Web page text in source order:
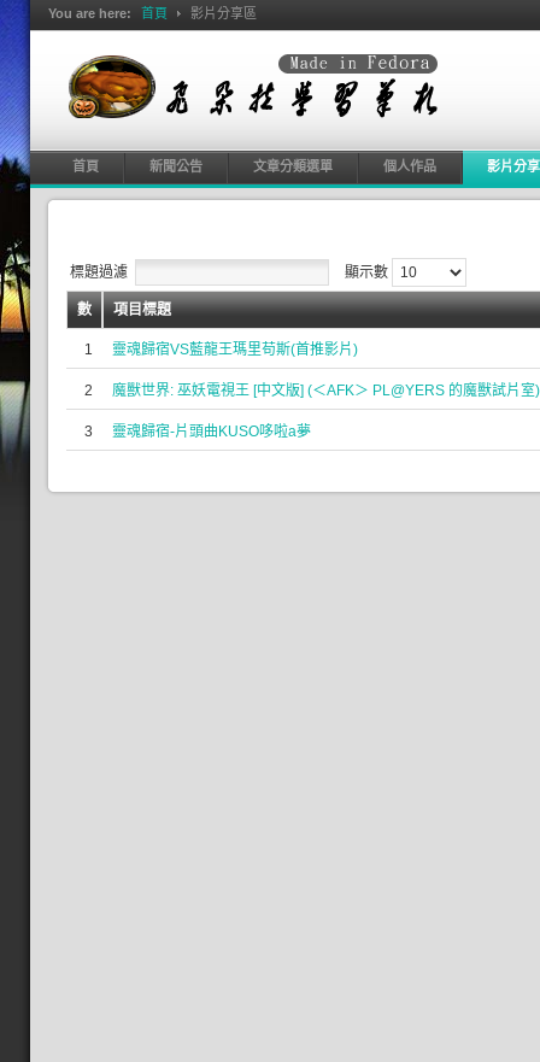
You are here: 首頁 影片分享區
首頁 新聞公告 文章分類選單 個人作品 影片分
標題過濾 顯示數
數 項目標題
1 靈魂歸宿VS藍龍王瑪里苟斯(首推影片)
2 魔獸世界: 巫妖電視王 [中文版] (＜AFK＞ PL@YERS 的魔獸試片室)
3 靈魂歸宿-片頭曲KUSO哆啦a夢